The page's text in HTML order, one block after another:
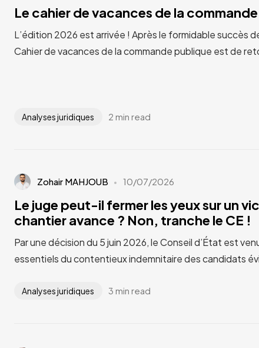
Le cahier de vacances de la
L’édition 2026 est arrivée ! Après le formidable succès
Cahier de vacances de la commande publique est de
Analyses juridiques 2 min read
Zohair MAHJOUB 10/07/2026
Le juge peut-il fermer les yeux sur un
chantier avance ? Non, tranche le CE !
Par une décision du 5 juin 2026, le Conseil d’État est
essentiels du contentieux indemnitaire des candidats
Analyses juridiques 3 min read